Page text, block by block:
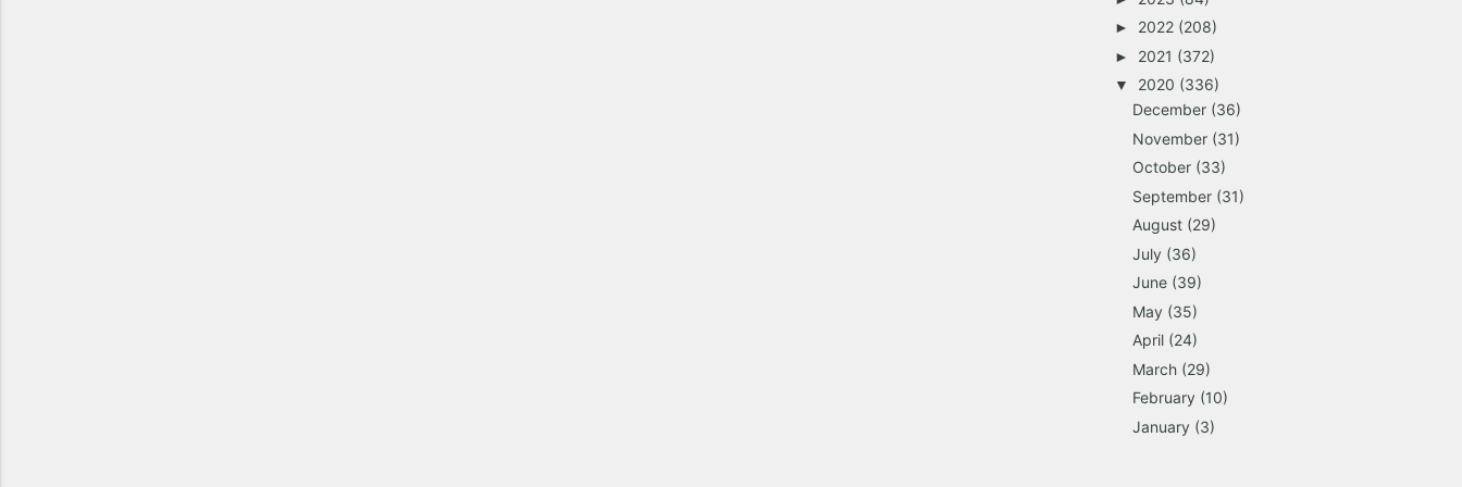
► 2022 (208)
► 2021 (372)
▼ 2020 (336)
December (36)
November (31)
October (33)
September (31)
August (29)
July (36)
June (39)
May (35)
April (24)
March (29)
February (10)
January (3)